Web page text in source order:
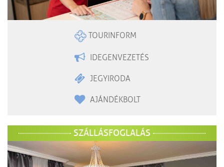
TOURINFORM
IDEGENVEZETÉS
JEGYIRODA
AJÁNDÉKBOLT
SZÁLLÁSFOGLALÁS